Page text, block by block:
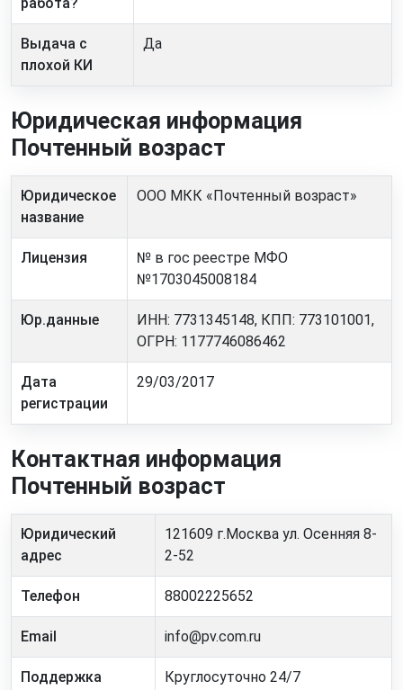
Выдача с
плохой КИ
Да
Юридическая информация
Почтенный возраст
Юридическое
название
ООО МКК «Почтенный возраст»
Лицензия
№ в гос реестре МФО
№1703045008184
Юр.данные
ИНН: 7731345148, КПП: 773101001,
ОГРН: 1177746086462
Дата
регистрации
29/03/2017
Контактная информация
Почтенный возраст
Юридический
адрес
121609 г.Москва ул. Осенняя 8-
2-52
Телефон 88002225652
Email info@pv.com.ru
Поддержка Круглосуточно 24/7